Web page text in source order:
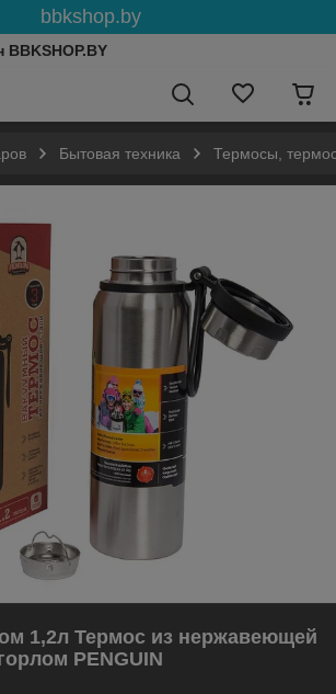
bbkshop.by
BBKSHOP.BY
Бытовая техника Термосы,
1,2л Термос из нержавеющей
PENGUIN